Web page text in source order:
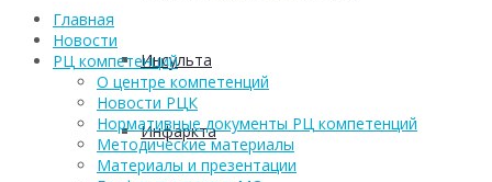
Инсульта
Инфаркта
Главная
Новости
РЦ компетенций
О центре компетенций
Новости РЦК
Нормативные документы РЦ компетенций
Методические материалы
Материалы и презентации